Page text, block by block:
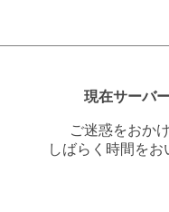
現在サーバ
ご迷惑をおか
しばらく時間を